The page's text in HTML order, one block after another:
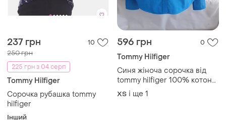
237 грн 10
250 грн
225 грн з 04 серп
Tommy Hilfiger
Сорочка рубашка tommy
hilfiger
Інший
596 грн 0
Tommy Hilfiger
Синя жіноча сорочка від
tommy hilfiger 100% котон
розмір xs
ХS і ще 1